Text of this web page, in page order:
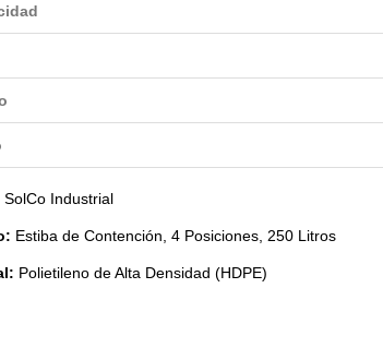
SolCo Industrial
Estiba de Contención, 4 Posiciones, 250 Litros
Polietileno de Alta Densidad (HDPE)